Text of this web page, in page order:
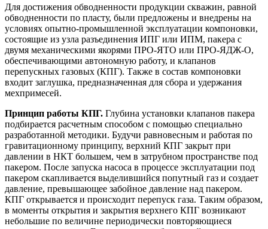
Для достижения обводненности продукции скважин, равной
обводненности по пласту, были предложены и внедрены на
условиях опытно-промышленной эксплуатации компоновки,
состоящие из узла разъединения ИПГ или ИПМ, пакера с
двумя механическими якорями ПРО-ЯТО или ПРО-ЯДЖ-О,
обеспечивающими автономную работу, и клапанов
перепускных газовых (КПГ). Также в состав компоновки
входит заглушка, предназначенная для сбора и удержания
мехпримесей.
Принцип работы КПГ. Глубина установки клапанов пакера
подбирается расчетным способом с помощью специально
разработанной методики. Будучи равновесным и работая по
гравитационному принципу, верхний КПГ закрыт при
давлении в НКТ большем, чем в затрубном пространстве под
пакером. После запуска насоса в процессе эксплуатации под
пакером скапливается выделившийся попутный газ и создает
давление, превышающее забойное давление над пакером.
КПГ открывается и происходит перепуск газа. Таким образом,
в моменты открытия и закрытия верхнего КПГ возникают
небольшие по величине периодически повторяющиеся